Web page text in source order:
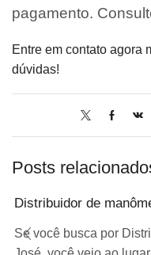
pagamento.
Entre em contato agora
dúvidas!
Posts
Distribuidor de
Se você busca por